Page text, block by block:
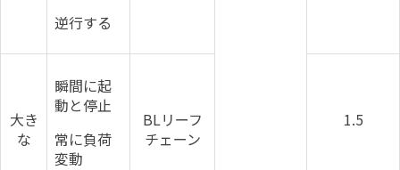
逆行する
大き
な
瞬間に起
動と停止
常に負荷
変動
BLリーフ
チェーン
1.5